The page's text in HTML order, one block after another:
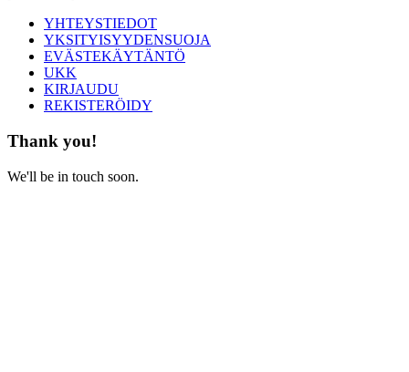
YHTEYSTIEDOT
YKSITYISYYDENSUOJA
EVÄSTEKÄYTÄNTÖ
UKK
KIRJAUDU
REKISTERÖIDY
Thank you!
We'll be in touch soon.